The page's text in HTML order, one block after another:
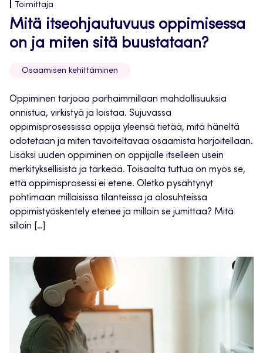
Toimittaja
Mitä itseohjautuvuus oppimisessa
on ja miten sitä buustataan?
Osaamisen kehittäminen
Oppiminen tarjoaa parhaimmillaan mahdollisuuksia
onnistua, virkistyä ja loistaa. Sujuvassa
oppimisprosessissa oppija yleensä tietää, mitä häneltä
odotetaan ja miten tavoiteltavaa osaamista harjoitellaan.
Lisäksi uuden oppiminen on oppijalle itselleen usein
merkityksellisistä ja tärkeää. Toisaalta tuttua on myös se,
että oppimisprosessi ei etene. Oletko pysähtynyt
pohtimaan millaisissa tilanteissa ja olosuhteissa
oppimistyöskentely etenee ja milloin se jumittaa? Mitä
silloin […]